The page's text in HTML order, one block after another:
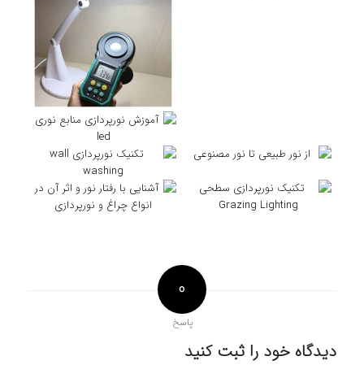
0
پاسخ
دیدگاه خود را ثبت کنید